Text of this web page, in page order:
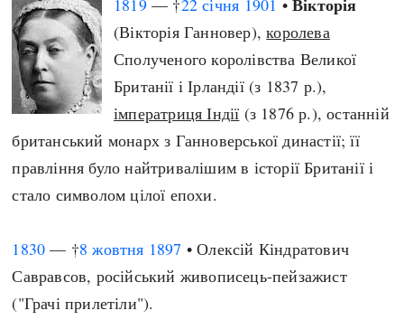
1819— †22 січня 1901 •
(Вікторія Ганновер),королева
Сполученого королівства Великої
Британії і Ірландії (з 1837 р.),
імператриця Індії (з 1876 р.), останній
британський монарх з Ганноверської династії; її
правління було найтривалішим в історії Британії і
стало символом цілої епохи.
1830 — †8 жовтня 1897 • Олексій Кіндратович
Савравсов, російський живописець-пейзажист
("Грачі прилетіли").